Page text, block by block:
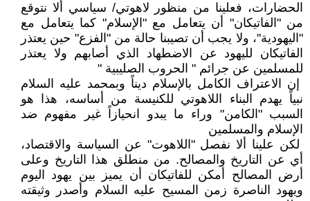
الحضارات، فعلينا من منظور لاهوتي/ سياسي ألا نتوقع
من "الفاتيكان" أن يتعامل مع "الإسلام" كما يتعامل مع
"اليهودية"، ولا يجب أن تصيبنا حالة من "الفزع" حين يعتذر
الفاتيكان لليهود عن الاضطهاد الذي أصابهم ولا يعتذر
للمسلمين عن جرائم " الحروب الصليبية "
إن الاعتراف الكامل بالإسلام ديناً وبمحمد عليه السلام
نبياً يهدم البناء اللاهوتي للكنيسة من أساسه، هذا هو
السبب "الكامن" وراء ما يبدو انحيازاً غير مفهوم ضد
الإسلام والمسلمين
لكن علينا ألا نفصل "اللاهوت" عن السياسة والاقتصاد،
أي عن التاريخ والمصالح. من منطلق هذا التاريخ وعلى
أرض المصالح أمكن للفاتيكان أن يميز بين يهود اليوم
ويهود الناصرة زمن المسيح عليه السلام وأصدر وثيقته